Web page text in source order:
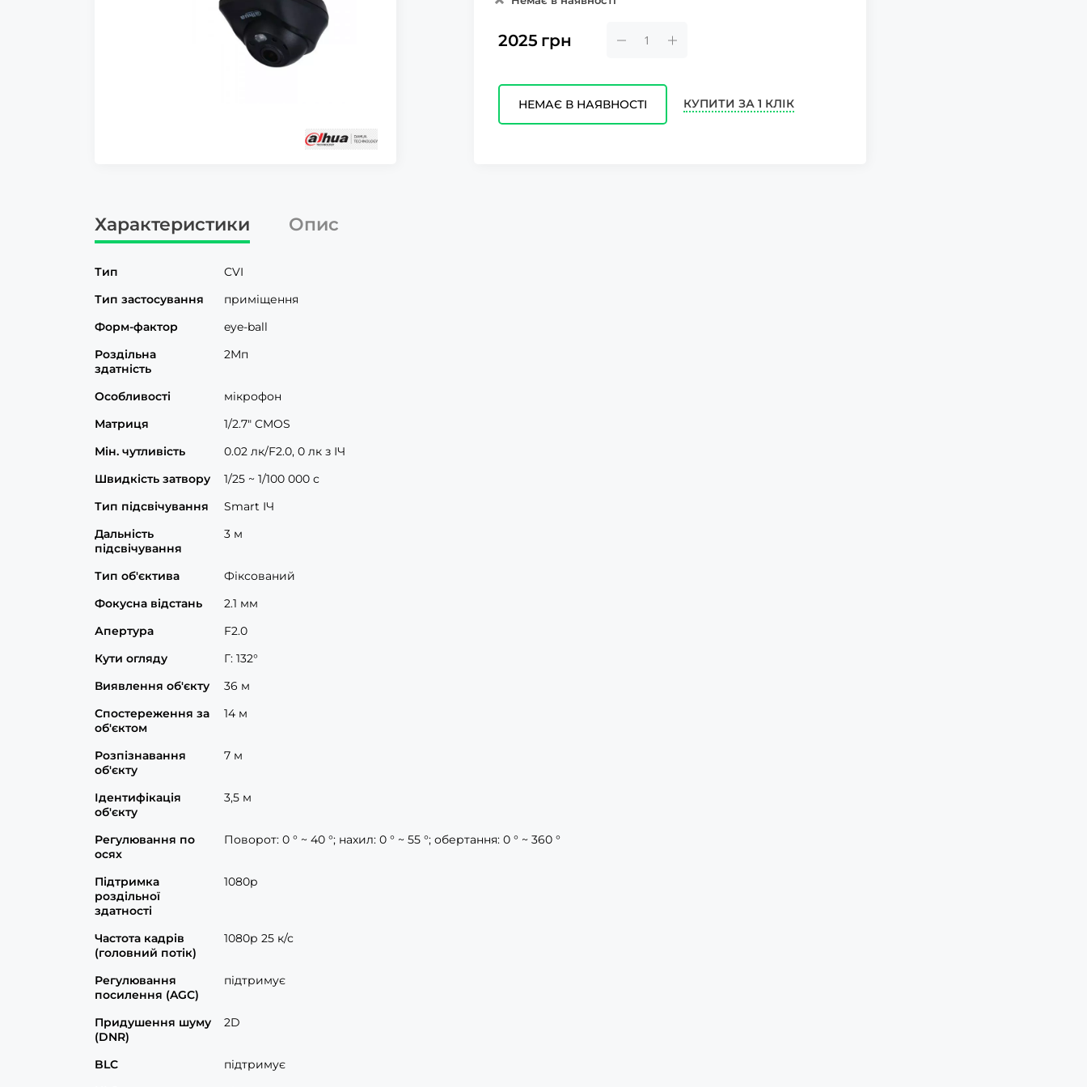
2025 грн
НЕМАЄ В НАЯВНОСТІ КУПИТИ ЗА 1 КЛІК
Характеристики Опис
Тип
CVI
Тип застосування
приміщення
Форм-фактор
eye-ball
Роздільна
здатність
2Мп
Особливості
мікрофон
Матриця
1/2.7" CMOS
Мін. чутливість
0.02 лк/F2.0, 0 лк з ІЧ
Швидкість затвору
1/25 ~ 1/100 000 с
Тип підсвічування
Smart ІЧ
Дальність
підсвічування
3 м
Тип об'єктива
Фіксований
Фокусна відстань
2.1 мм
Апертура
F2.0
Кути огляду
Г: 132°
Виявлення об'єкту
36 м
Спостереження за
об'єктом
14 м
Розпізнавання
об'єкту
7 м
Ідентифікація
об'єкту
3,5 м
Регулювання по
осях
Поворот: 0 ° ~ 40 °; нахил: 0 ° ~ 55 °; обертання: 0 ° ~ 360 °
Підтримка
роздільної
здатності
1080p
Частота кадрів
(головний потік)
1080р 25 к/с
Регулювання
посилення (AGC)
підтримує
Придушення шуму
(DNR)
2D
BLC
підтримує